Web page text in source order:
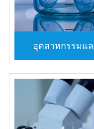
อุตสาหกรรมแ